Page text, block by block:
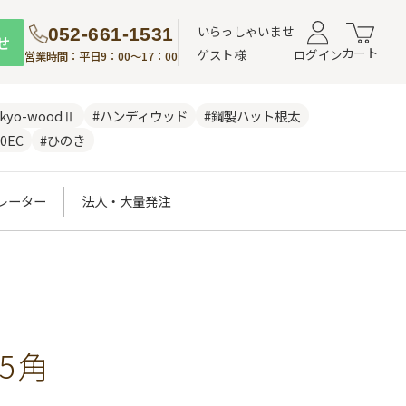
052-661-1531
営業時間：平日9：00～17：00
いらっしゃいませ
ゲスト様
ログインカート
woodⅡ #ハンディウッド
#鋼製ハット根太
#ひのき
ーター 法人・大量発注
角